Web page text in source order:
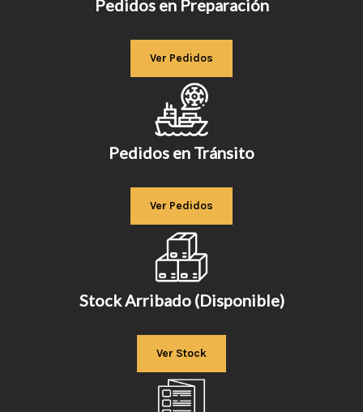
Pedidos en Preparación
Ver Pedidos
Pedidos en Tránsito
Ver Pedidos
Stock Arribado (Disponible)
Ver Stock